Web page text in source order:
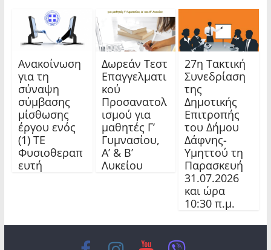
Ανακοίνωση
για τη
σύναψη
σύμβασης
μίσθωσης
έργου ενός
(1) ΤΕ
Φυσιοθεραπ
ευτή
Δωρεάν Τεστ
Επαγγελματι
κού
Προσανατολ
ισμού για
μαθητές Γ’
Γυμνασίου,
Α’ & Β’
Λυκείου
27η Τακτική
Συνεδρίαση
της
Δημοτικής
Επιτροπής
του Δήμου
Δάφνης-
Υμηττού τη
Παρασκευή
31.07.2026
και ώρα
10:30 π.μ.